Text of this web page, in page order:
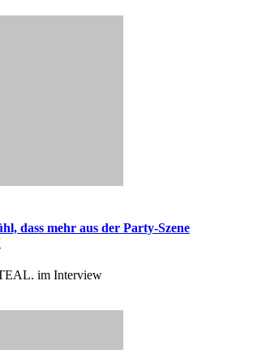
dass mehr aus der Party-Szene
im Interview